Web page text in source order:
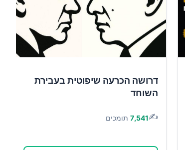
דרושה הכרעה שיפוטית בעבירת
השוחד
✍️
7,541 תומכים